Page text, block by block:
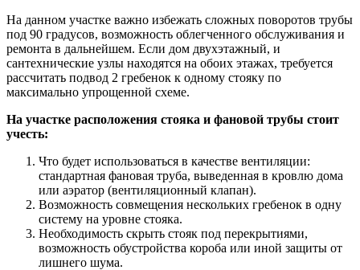
На данном участке важно избежать сложных поворотов трубы
под 90 градусов, возможность облегченного обслуживания и
ремонта в дальнейшем. Если дом двухэтажный, и
сантехнические узлы находятся на обоих этажах, требуется
рассчитать подвод 2 гребенок к одному стояку по
максимально упрощенной схеме.
На участке расположения стояка и фановой трубы стоит
учесть:
Что будет использоваться в качестве вентиляции:
стандартная фановая труба, выведенная в кровлю дома
или аэратор (вентиляционный клапан).
Возможность совмещения нескольких гребенок в одну
систему на уровне стояка.
Необходимость скрыть стояк под перекрытиями,
возможность обустройства короба или иной защиты от
лишнего шума.